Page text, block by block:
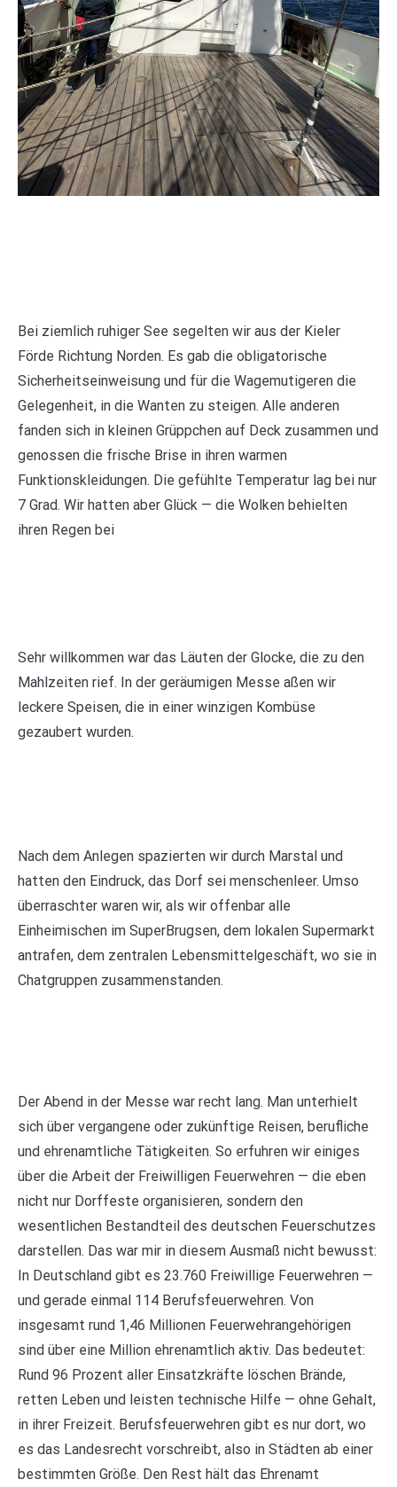
Bei ziemlich ruhiger See segelten wir aus der Kieler
Förde Richtung Norden. Es gab die obligatorische
Sicherheitseinweisung und für die Wagemutigeren die
Gelegenheit, in die Wanten zu steigen. Alle anderen
fanden sich in kleinen Grüppchen auf Deck zusammen und
genossen die frische Brise in ihren warmen
Funktionskleidungen. Die gefühlte Temperatur lag bei nur
7 Grad. Wir hatten aber Glück — die Wolken behielten
ihren Regen bei
Sehr willkommen war das Läuten der Glocke, die zu den
Mahlzeiten rief. In der geräumigen Messe aßen wir
leckere Speisen, die in einer winzigen Kombüse
gezaubert wurden.
Nach dem Anlegen spazierten wir durch Marstal und
hatten den Eindruck, das Dorf sei menschenleer. Umso
überraschter waren wir, als wir offenbar alle
Einheimischen im SuperBrugsen, dem lokalen Supermarkt
antrafen, dem zentralen Lebensmittelgeschäft, wo sie in
Chatgruppen zusammenstanden.
Der Abend in der Messe war recht lang. Man unterhielt
sich über vergangene oder zukünftige Reisen, berufliche
und ehrenamtliche Tätigkeiten. So erfuhren wir einiges
über die Arbeit der Freiwilligen Feuerwehren — die eben
nicht nur Dorffeste organisieren, sondern den
wesentlichen Bestandteil des deutschen Feuerschutzes
darstellen. Das war mir in diesem Ausmaß nicht bewusst:
In Deutschland gibt es 23.760 Freiwillige Feuerwehren —
und gerade einmal 114 Berufsfeuerwehren. Von
insgesamt rund 1,46 Millionen Feuerwehrangehörigen
sind über eine Million ehrenamtlich aktiv. Das bedeutet:
Rund 96 Prozent aller Einsatzkräfte löschen Brände,
retten Leben und leisten technische Hilfe — ohne Gehalt,
in ihrer Freizeit. Berufsfeuerwehren gibt es nur dort, wo
es das Landesrecht vorschreibt, also in Städten ab einer
bestimmten Größe. Den Rest hält das Ehrenamt